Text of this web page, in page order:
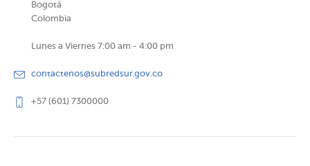
Bogotá
Colombia
Lunes a Viernes 7:00 am - 4:00 pm
contactenos@subredsur.gov.co
+57 (601) 7300000